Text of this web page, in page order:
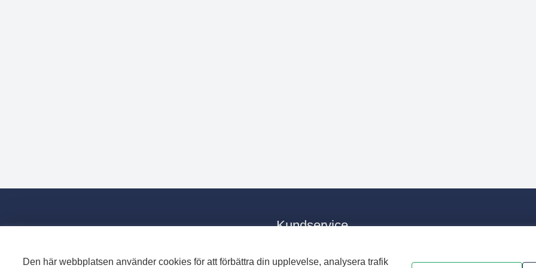
Kundservice
Telefon:0176 – 28 33 00
Den här webbplatsen använder cookies för att förbättra din upplevelse, analysera trafik